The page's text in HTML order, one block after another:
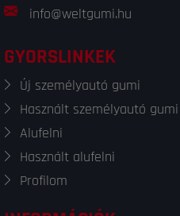
info@weltgumi.hu
GYORSLINKEK
Új személyautó gumi
Használt személyautó gumi
Alufelni
Használt alufelni
Profilom